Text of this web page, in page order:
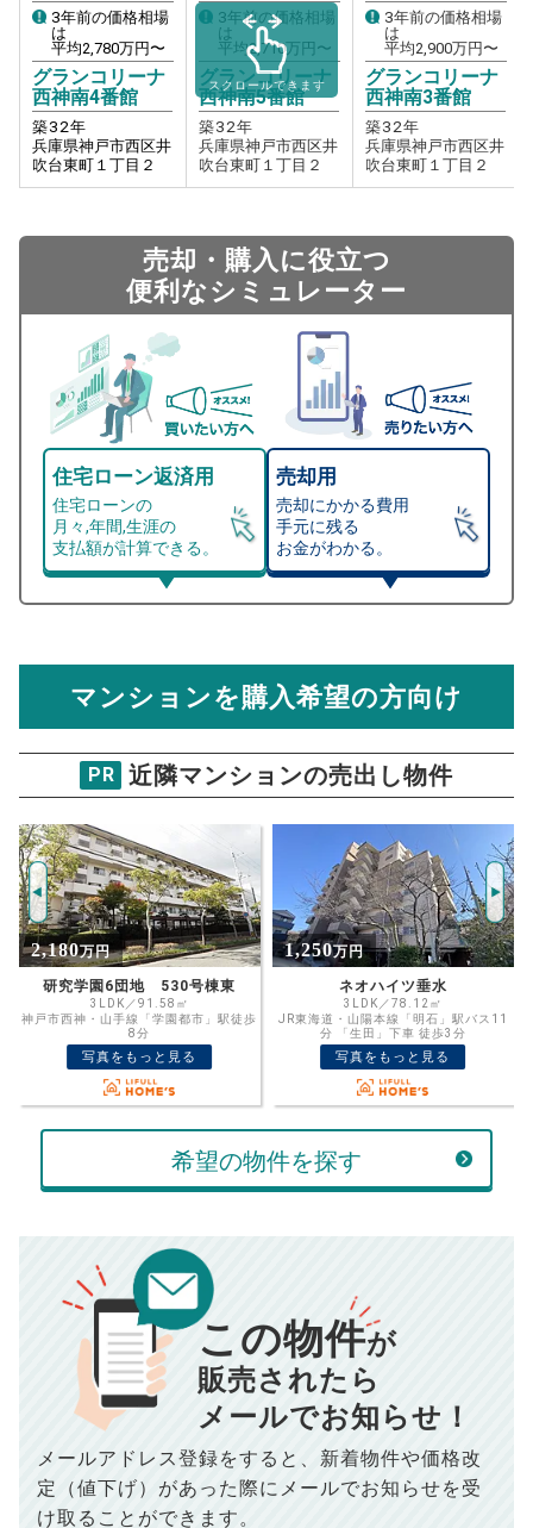
3年前の価格相場
は
平均2,780万円〜
グランコリーナ
西神南4番館
築32年
兵庫県神戸市西区井
吹台東町１丁目２
3年前の価格相場
は
平均2,710万円〜
グランコリーナ
西神南5番館
築32年
兵庫県神戸市西区井
吹台東町１丁目２
3年前の価格相場
は
平均2,900万円〜
グランコリーナ
西神南3番館
築32年
兵庫県神戸市西区井
吹台東町１丁目２
スクロールできます
売却・購入に役立つ
便利なシミュレーター
住宅ローン返済用
住宅ローンの
月々,年間,生涯の
支払額が計算できる。
売却用
売却にかかる費用
手元に残る
お金がわかる。
総支払額シミュレーション
物件価格
万円
ご希望の
返済期間
年
住宅ローン
金利
%
ボーナス
返済金額
万円
万円
返済シミュレーション計算結果
毎月の支払額 834
年間の支払額 10,005 円
総支払額 100,050 円
マンション売却シミュレーター
グランコリーナ西神南4番館
試算条件 100㎡・3階
推定売却価格：2641 万円
資金計画のために査定額や希望売却価
格を入力して活用するのもおすすめ◎
売却価格
計算する
00万円
■仲介手数料／ 00万円
■売買契約書印紙／ 0
■抵当権抹消費用／0万円
※購入価格よりも売却価格が高い場合、譲渡所得税が発生する
場合がございます。詳しくは最寄りの税務署などにご確認く
※シミュレーター結果はあくまでも概算であり、手残り金額を
保証するものではございません。
※上記売却費用には、住所変更登記の費用、引っ越し費用、住
宅ローンの一括繰上返済の手数料等は含まれておりませんの
マンションを購入希望の方向け
PR 近隣マンションの売出し物件
1,250万円
ネオハイツ垂水
3LDK／78.12㎡
JR東海道・山陽本線「明石」駅バス11
分 「生田」下車 徒歩3分
写真をもっと見る
2,780万円
オークスクエア西神中央7番館
3LDK／128.53㎡
神戸市西神・山手線「西神中央」駅バス
5分 「春日台3丁目」下車 徒歩4分
写真をもっと見る
希望の物件を探す
この物件が
販売されたら
メールでお知らせ！
メールアドレス登録をすると、 新着物件や価格改
定（値下げ）があった際に メールでお知らせを受
け取ることができます。